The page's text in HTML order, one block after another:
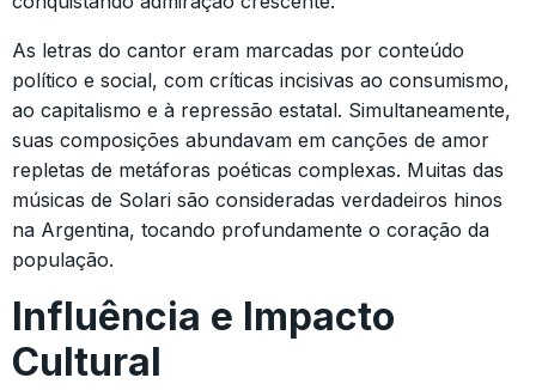
As letras do cantor eram marcadas por conteúdo
político e social, com críticas incisivas ao consumismo,
ao capitalismo e à repressão estatal. Simultaneamente,
suas composições abundavam em canções de amor
repletas de metáforas poéticas complexas. Muitas das
músicas de Solari são consideradas verdadeiros hinos
na Argentina, tocando profundamente o coração da
população.
Influência e Impacto
Cultural